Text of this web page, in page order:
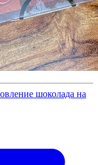
шоколада на